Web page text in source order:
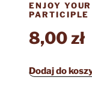
ENJOY
PARTICIPLE
8,00zł
Dodaj do